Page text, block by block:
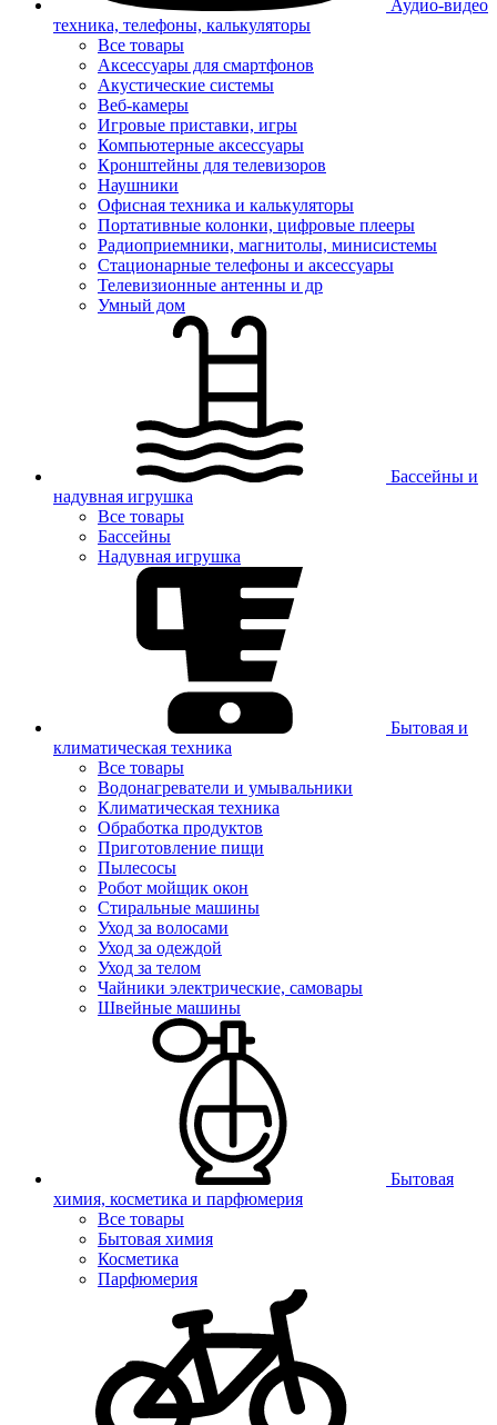
Аудио-видео
техника, телефоны, калькуляторы
Все товары
Аксессуары для смартфонов
Акустические системы
Веб-камеры
Игровые приставки, игры
Компьютерные аксессуары
Кронштейны для телевизоров
Наушники
Офисная техника и калькуляторы
Портативные колонки, цифровые плееры
Радиоприемники, магнитолы, минисистемы
Стационарные телефоны и аксессуары
Телевизионные антенны и др
Умный дом
Бассейны и
надувная игрушка
Все товары
Бассейны
Надувная игрушка
Бытовая и
климатическая техника
Все товары
Водонагреватели и умывальники
Климатическая техника
Обработка продуктов
Приготовление пищи
Пылесосы
Робот мойщик окон
Стиральные машины
Уход за волосами
Уход за одеждой
Уход за телом
Чайники электрические, самовары
Швейные машины
Бытовая
химия, косметика и парфюмерия
Все товары
Бытовая химия
Косметика
Парфюмерия